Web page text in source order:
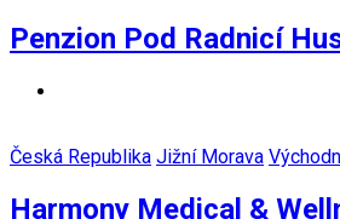
Penzion Pod Radnicí
Česká Republika Jižní Morava
Harmony Medical &